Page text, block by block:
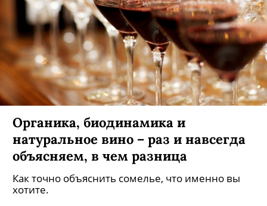
Органика, биодинамика и
натуральное вино – раз и навсегда
объясняем, в чем разница
Как точно объяснить сомелье, что именно вы
хотите.